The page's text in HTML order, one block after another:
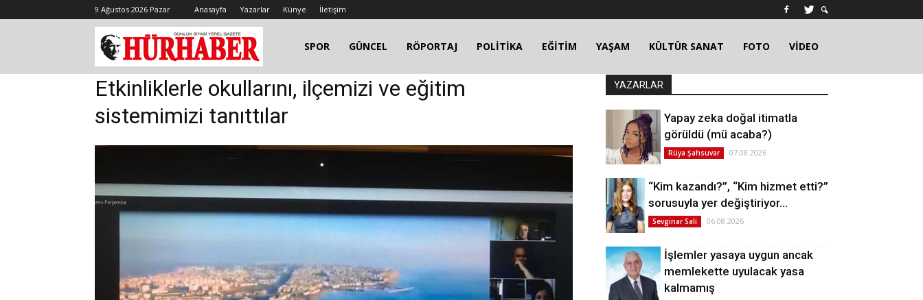
9 Ağustos 2026 Pazar Anasayfa Yazarlar Künye İletişim
SPOR GÜNCEL RÖPORTAJ POLİTİKA EĞİTİM YAŞAM KÜLTÜR SANAT FOTO VİDEO
Etkinliklerle okullarını, ilçemizi ve eğitim
sistemimizi tanıttılar
YAZARLAR
Yapay zeka doğal itimatla
görüldü (mü acaba?)
Rüya Şahsuvar 07.08.2026
“Kim kazandı?”, “Kim hizmet etti?”
sorusuyla yer değiştiriyor…
Sevginar Sali 06.08.2026
İşlemler yasaya uygun ancak
memlekette uyulacak yasa
kalmamış